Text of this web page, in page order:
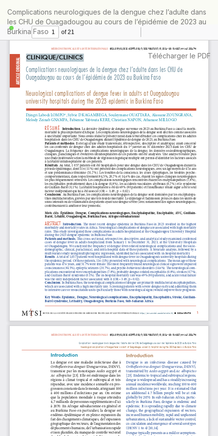
aux
informations
sur
l'article
Complications neurologiques de la dengue chez l’adulte dans
les CHU de Ouagadougou au cours de l’épidémie de 2023 au
Burkina Faso
Télécharger
Télécharger le PDF